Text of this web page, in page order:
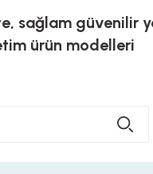
sağlam güvenilir
ürün modelleri